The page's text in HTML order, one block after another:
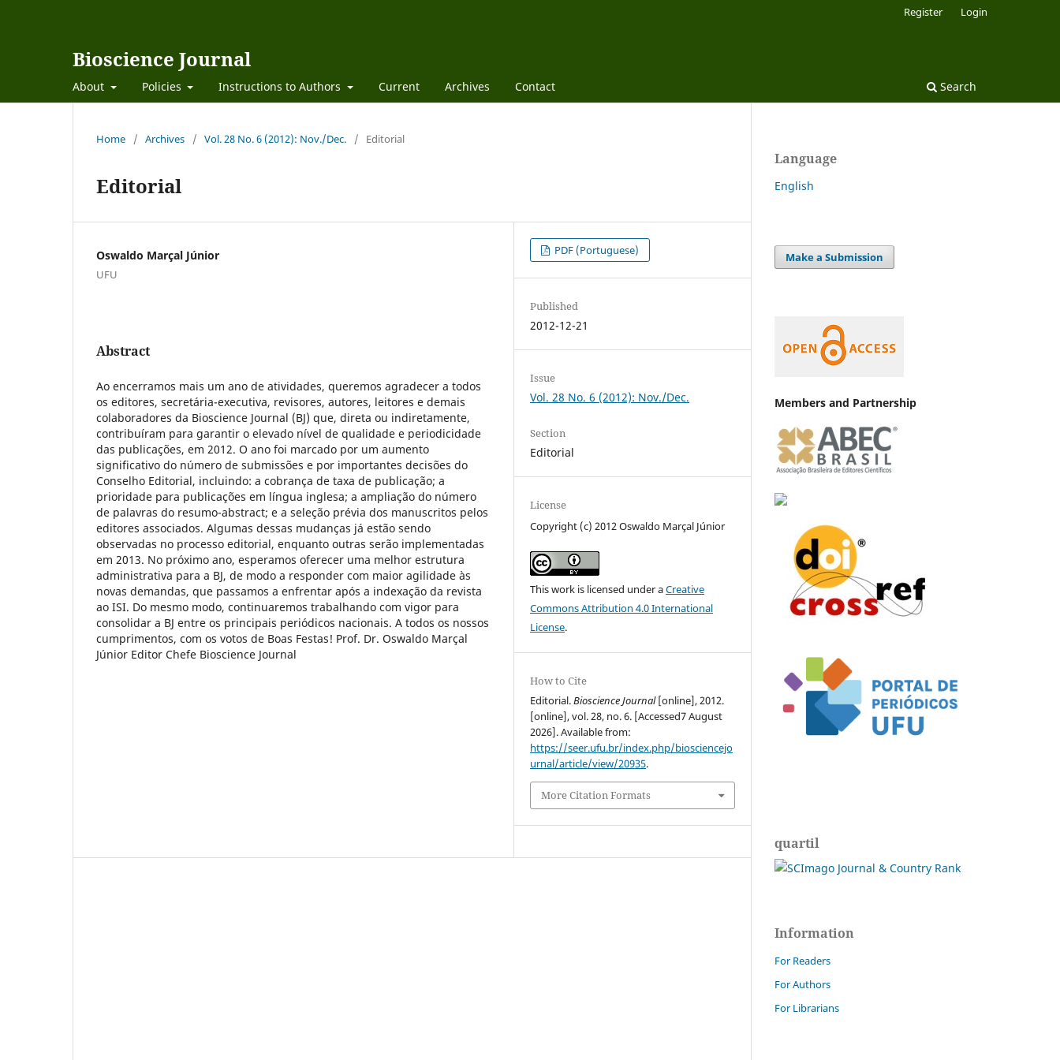
Bioscience Journal
About Policies Instructions to Authors Current Archives Contact Search
Register Login
Home / Archives / Vol. 28 No. 6 (2012): Nov./Dec. / Editorial
Editorial
Oswaldo Marçal Júnior
UFU
Abstract
Ao encerramos mais um ano de atividades, queremos agradecer a todos
os editores, secretária-executiva, revisores, autores, leitores e demais
colaboradores da Bioscience Journal (BJ) que, direta ou indiretamente,
contribuíram para garantir o elevado nível de qualidade e periodicidade
das publicações, em 2012. O ano foi marcado por um aumento
significativo do número de submissões e por importantes decisões do
Conselho Editorial, incluindo: a cobrança de taxa de publicação; a
prioridade para publicações em língua inglesa; a ampliação do número
de palavras do resumo-abstract; e a seleção prévia dos manuscritos pelos
editores associados. Algumas dessas mudanças já estão sendo
observadas no processo editorial, enquanto outras serão implementadas
em 2013. No próximo ano, esperamos oferecer uma melhor estrutura
administrativa para a BJ, de modo a responder com maior agilidade às
novas demandas, que passamos a enfrentar após a indexação da revista
ao ISI. Do mesmo modo, continuaremos trabalhando com vigor para
consolidar a BJ entre os principais periódicos nacionais. A todos os nossos
cumprimentos, com os votos de Boas Festas! Prof. Dr. Oswaldo Marçal
Júnior Editor Chefe Bioscience Journal
PDF (Portuguese)
Published
2012-12-21
Issue
Vol. 28 No. 6 (2012): Nov./Dec.
Section
Editorial
License
Copyright (c) 2012 Oswaldo Marçal Júnior
This work is licensed under aCreative
Commons Attribution 4.0 International
License.
How to Cite
Editorial.Bioscience Journal[online], 2012.
[online], vol. 28, no. 6. [Accessed7 August
2026]. Available from:
https://seer.ufu.br/index.php/biosciencejo
urnal/article/view/20935.
More Citation Formats
Language
English
Make a Submission
Members and Partnership
quartil
Information
For Readers
For Authors
For Librarians